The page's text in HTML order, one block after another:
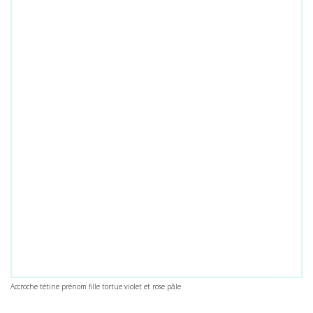
Accroche tétine prénom fille tortue violet et rose pâle